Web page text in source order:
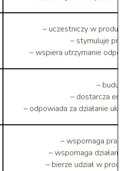
– uczestniczy w
– stymuluje
– wspiera utrzymanie
–
– dostarcza
– odpowiada za działanie
– wspomaga
– wspomaga
– bierze udział w